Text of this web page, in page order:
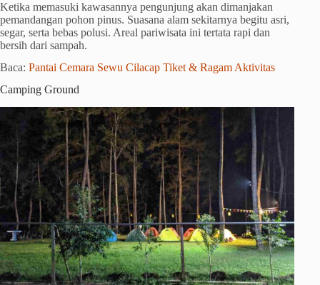
Ketika memasuki kawasannya pengunjung akan dimanjakan
pemandangan pohon pinus. Suasana alam sekitarnya begitu asri,
segar, serta bebas polusi. Areal pariwisata ini tertata rapi dan
bersih dari sampah.
Baca: Pantai Cemara Sewu Cilacap Tiket & Ragam Aktivitas
Camping Ground